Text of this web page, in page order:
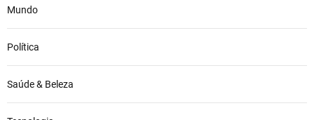
Mundo
Política
Saúde & Beleza